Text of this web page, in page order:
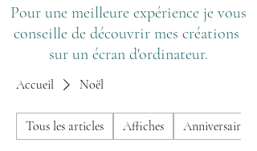
Pour une meilleure expérience je vous
conseille de découvrir mes créations
sur un écran d'ordinateur.
Accueil Noël
Tous les articles Affiches Anniversaire